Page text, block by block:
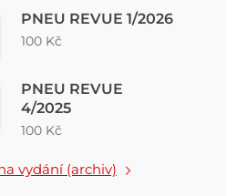
PNEU REVUE 1/2026
100 Kč
PNEU REVUE
4/2025
100 Kč
vydání (archiv)